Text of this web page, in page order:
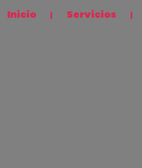
Inicio Servicios